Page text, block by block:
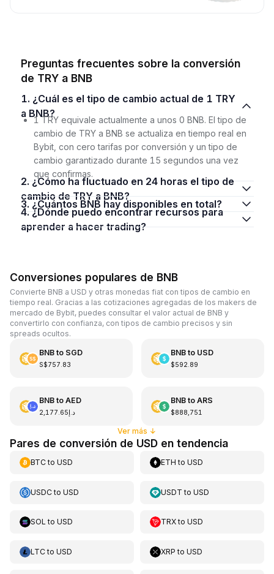
Preguntas frecuentes sobre la conversión
de TRY a BNB
1. ¿Cuál es el tipo de cambio actual de 1 TRY
a BNB?
1 TRY equivale actualmente a unos 0 BNB. El tipo de
cambio de TRY a BNB se actualiza en tiempo real en
Bybit, con cero tarifas por conversión y un tipo de
cambio garantizado durante 15 segundos una vez
que confirmas.
2. ¿Cómo ha fluctuado en 24 horas el tipo de
cambio de TRY a BNB?
3. ¿Cuántos BNB hay disponibles en total?
4. ¿Dónde puedo encontrar recursos para
aprender a hacer trading?
Conversiones populares de BNB
Convierte BNB a USD y otras monedas fiat con tipos de cambio en
tiempo real. Gracias a las cotizaciones agregadas de los makers de
mercado de Bybit, puedes consultar el valor actual de BNB y
convertirlo con confianza, con tipos de cambio precisos y sin
spreads ocultos.
BNBto SGD
S$757.83
BNBto USD
$592.89
BNBto AED
د.إ2,177.65
BNBto ARS
$888,751
Ver más ↓
Pares de conversión de USD en tendencia
BTCto USD ETH toUSD
USDCto USD USDT toUSD
SOL to USD TRXtoUSD
LTCto USD XRP toUSD